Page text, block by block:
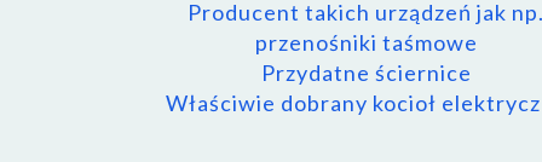
Producent takich urządzeń jak
przenośniki taśmowe
Przydatne ściernice
Właściwie dobrany kocioł